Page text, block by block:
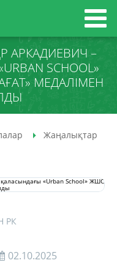
АРКАДИЕВИЧ –
SCHOOL»
МЕДАЛІМЕН
Жаңалықтар
РК
02.10.2025